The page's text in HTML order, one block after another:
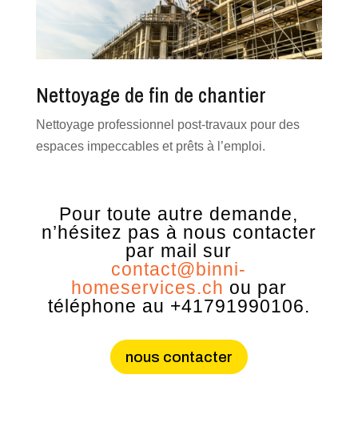
Nettoyage de fin de chantier
Nettoyage professionnel post-travaux pour des
espaces impeccables et prêts à l’emploi.
Pour toute autre demande,
n’hésitez pas à nous contacter
par mail sur
contact@binni-
homeservices.ch ou par
téléphone au +41791990106.
nous contacter